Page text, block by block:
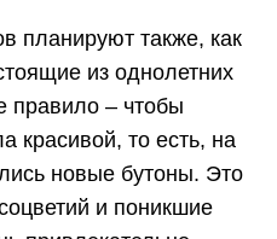
планируют также, как
из однолетних
правило – чтобы
красивой, то есть, на
новые бутоны. Это
и поникшие